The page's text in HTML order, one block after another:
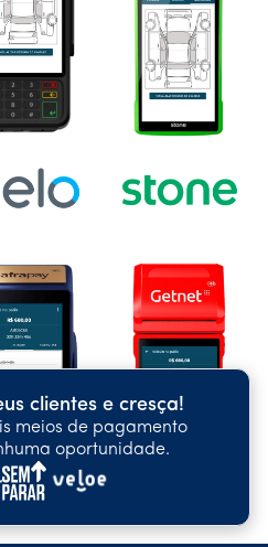
clientes e cresça!
meios de pagamento
oportunidade.